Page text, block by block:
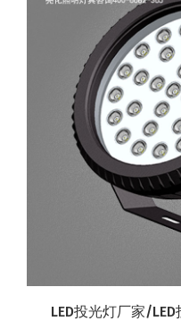
LED投光灯厂家/